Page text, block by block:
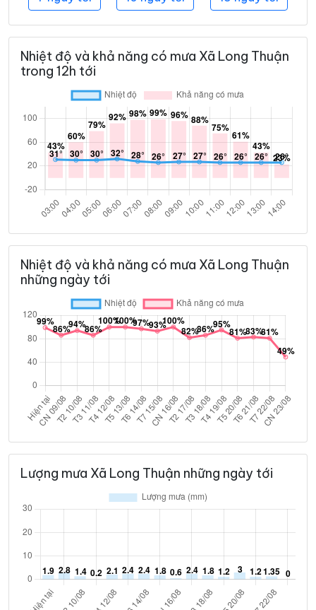
Nhiệt độ và khả năng có mưa Xã Long Thuận
trong 12h tới
Nhiệt độ và khả năng có mưa Xã Long Thuận
những ngày tới
Lượng mưa Xã Long Thuận những ngày tới